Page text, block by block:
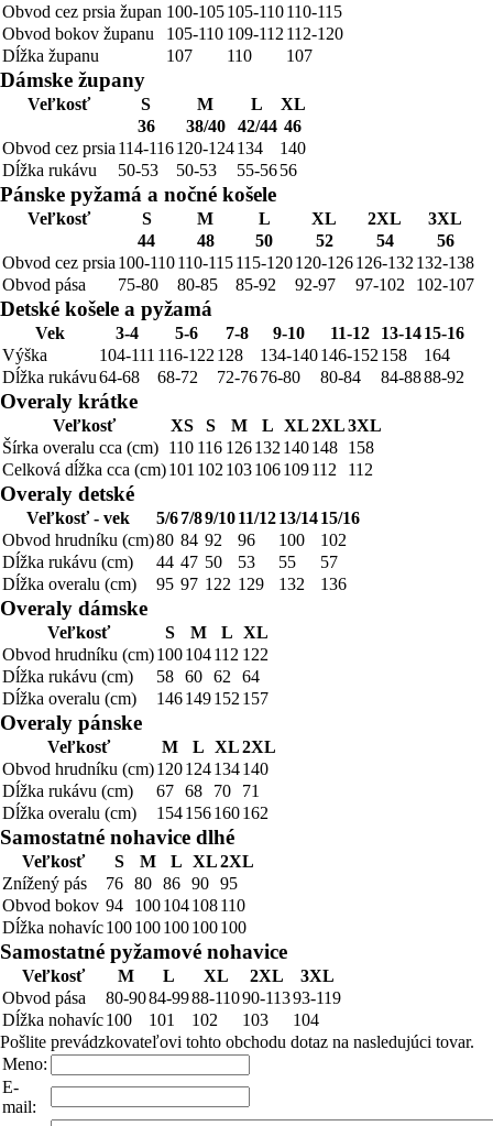
Obvod cez prsia župan 100-105105-110110-115
Obvod bokov županu
105-110 109-112 112-120
Dĺžka županu
107 110 107
Dámske župany
Veľkosť S M L
XL
36
38/40 42/44 46
Obvod cez prsia 114-116120-124134
140
Dĺžka rukávu
50-53 50-53 55-5656
Pánske pyžamá a nočné košele
Veľkosť S M L XL 2XL
3XL
44
48 50 52 54
56
Obvod cez prsia 100-110110-115115-120120-126126-132 132-138
Obvod pása
75-80 80-85 85-92 92-97 97-102 102-107
Detské košele a pyžamá
Vek 3-4 5-6 7-8 9-10 11-12 13-1415-16
Výška
104-111 116-122 128 134-140146-152 158
164
Dĺžka rukávu64-68 68-72 72-7676-80 80-84 84-8888-92
Overaly krátke
Veľkosť XS S M L XL2XL3XL
Šírka overalu cca (cm) 110 116 126132 140148 158
Celková dĺžka cca (cm)101 102 103106109112 112
Overaly detské
Veľkosť - vek 5/67/89/1011/1213/1415/16
Obvod hrudníku (cm)80 84 92 96 100
102
Dĺžka rukávu (cm)
44 47 50 53 55
57
Dĺžka overalu (cm)
95 97 122 129 132 136
Overaly dámske
Veľkosť S M L XL
Obvod hrudníku (cm)100104112 122
Dĺžka rukávu (cm)
58 60 62
64
Dĺžka overalu (cm)
146149152 157
Overaly pánske
Veľkosť M L XL2XL
Obvod hrudníku (cm)120124134140
Dĺžka rukávu (cm)
67 68 70
71
Dĺžka overalu (cm)
154156160162
Samostatné nohavice dlhé
Veľkosť S M L XL2XL
Znížený pás
76 80 86 90 95
Obvod bokov 94 100104108110
Dĺžka nohavíc100100100100100
Samostatné pyžamové nohavice
Veľkosť M L XL 2XL
3XL
Obvod pása
80-9084-9988-11090-11393-119
Dĺžka nohavíc100 101 102 103
104
Pošlite prevádzkovateľovi tohto obchodu dotaz na nasledujúci tovar.
Meno:
E-
mail: